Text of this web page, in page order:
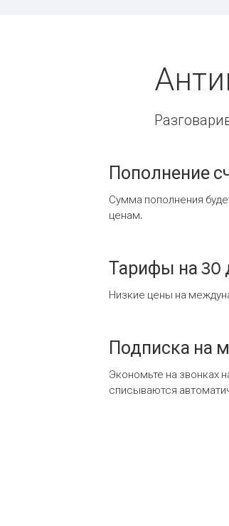
Пополнение
Сумма пополнения
ценам.
Тарифы на 30
Низкие цены на
Подписка на
Экономьте на звонках
списываются